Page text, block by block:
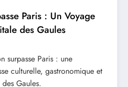
Paris : Un Voyage
des Gaules
surpasse Paris : une
culturelle, gastronomique et
Gaules.